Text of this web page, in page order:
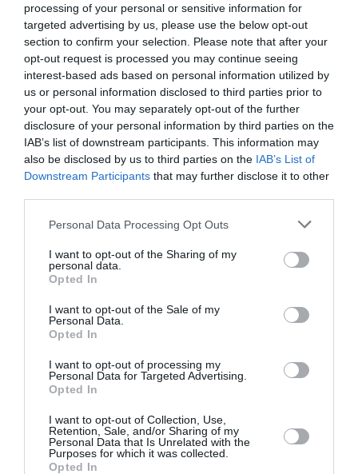
processing of your personal or sensitive information for
targeted advertising by us, please use the below opt-out
section to confirm your selection. Please note that after your
opt-out request is processed you may continue seeing
interest-based ads based on personal information utilized by
us or personal information disclosed to third parties prior to
your opt-out. You may separately opt-out of the further
disclosure of your personal information by third parties on the
IAB’s list of downstream participants. This information may
also be disclosed by us to third parties on the IAB’s List of
Downstream Participants that may further disclose it to other
Personal Data Processing Opt Outs
I want to opt-out of the Sharing of my
personal data.
Opted In
I want to opt-out of the Sale of my
Personal Data.
Opted In
I want to opt-out of processing my
Personal Data for Targeted Advertising.
Opted In
I want to opt-out of Collection, Use,
Retention, Sale, and/or Sharing of my
Personal Data that Is Unrelated with the
Purposes for which it was collected.
Opted In